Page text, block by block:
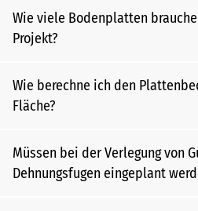
Wie viele Bodenplatten
Projekt?
Wie berechne ich den
Fläche?
Müssen bei der Verlegung von
Dehnungsfugen eingeplant